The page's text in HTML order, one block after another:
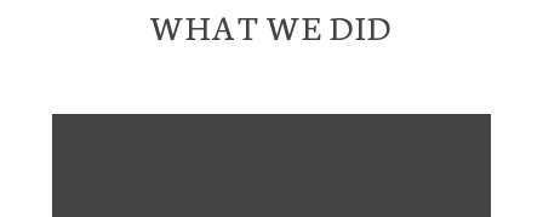
WHAT WE DID